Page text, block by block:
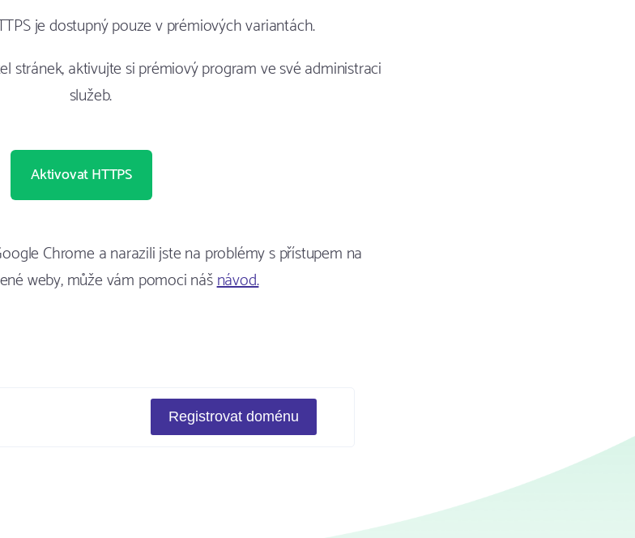
je dostupný pouze v prémiových variantách.
stránek, aktivujte si prémiový program ve své administraci
služeb.
Aktivovat HTTPS
Chrome a narazili jste na problémy s přístupem na
weby, může vám pomoci nášnávod.